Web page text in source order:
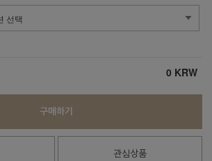
0 KRW
구매하기
관심상품